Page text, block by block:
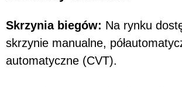
Skrzynia biegów: Na rynku
skrzynie manualne,
automatyczne (CVT).